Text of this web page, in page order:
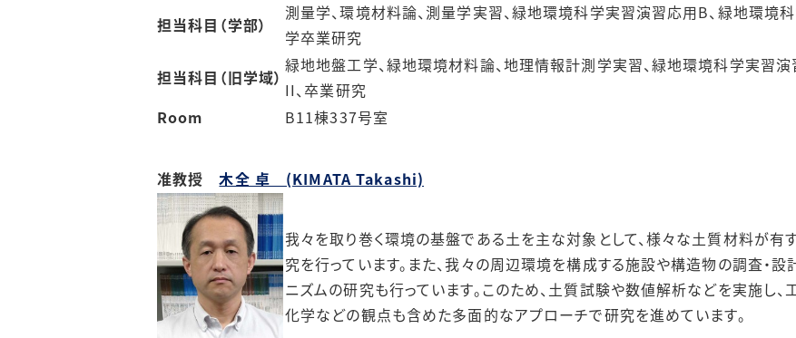
担当科目（学部）
測量学、環境材料論、測量学実習、緑地環境科学実習演習応用B、緑地環境
学卒業研究
担当科目（旧学域）
緑地地盤工学、緑地環境材料論、地理情報計測学実習、緑地環境科学実習演
II、卒業研究
Room
B11棟337号室
准教授木全 卓 (KIMATA Takashi)
我々を取り巻く環境の基盤である土を主な対象として、様々な土質材料が
究を行っています。また、我々の周辺環境を構成する施設や構造物の調査・
ニズムの研究も行っています。このため、土質試験や数値解析などを実施し
化学などの観点も含めた多面的なアプローチで研究を進めています。